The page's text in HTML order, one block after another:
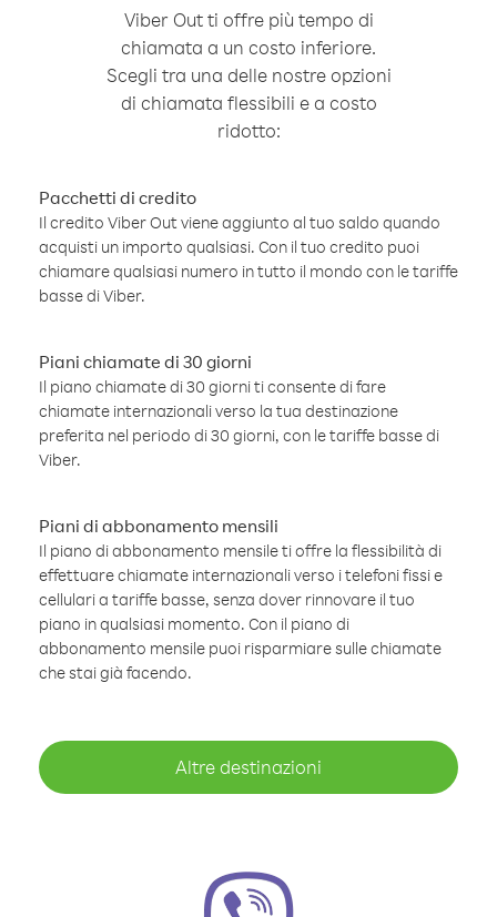
Viber Out ti offre più tempo di
chiamata a un costo inferiore.
Scegli tra una delle nostre opzioni
di chiamata flessibili e a costo
ridotto:
Pacchetti di credito
Il credito Viber Out viene aggiunto al tuo saldo quando
acquisti un importo qualsiasi. Con il tuo credito puoi
chiamare qualsiasi numero in tutto il mondo con le tariffe
basse di Viber.
Piani chiamate di 30 giorni
Il piano chiamate di 30 giorni ti consente di fare
chiamate internazionali verso la tua destinazione
preferita nel periodo di 30 giorni, con le tariffe basse di
Viber.
Piani di abbonamento mensili
Il piano di abbonamento mensile ti offre la flessibilità di
effettuare chiamate internazionali verso i telefoni fissi e
cellulari a tariffe basse, senza dover rinnovare il tuo
piano in qualsiasi momento. Con il piano di
abbonamento mensile puoi risparmiare sulle chiamate
che stai già facendo.
Altre destinazioni